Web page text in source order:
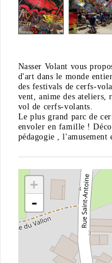
Nasser Volant vous
d'art dans le monde
des festivals de cerfs-
vent, anime des ateliers,
vol de cerfs-volants.
Le plus grand parc de
envoler en famille !
pédagogie ,
+
-